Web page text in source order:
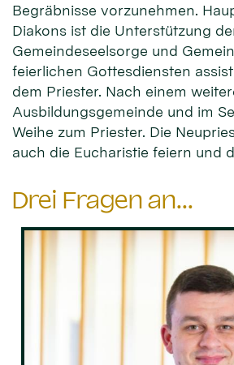
Begräbnisse vorzunehmen.
Diakons ist die Unterstützung
Gemeindeseelsorge und
feierlichen Gottesdiensten
dem Priester. Nach einem
Ausbildungsgemeinde und im
Weihe zum Priester. Die
auch die Eucharistie feiern und
Drei Fragen an...